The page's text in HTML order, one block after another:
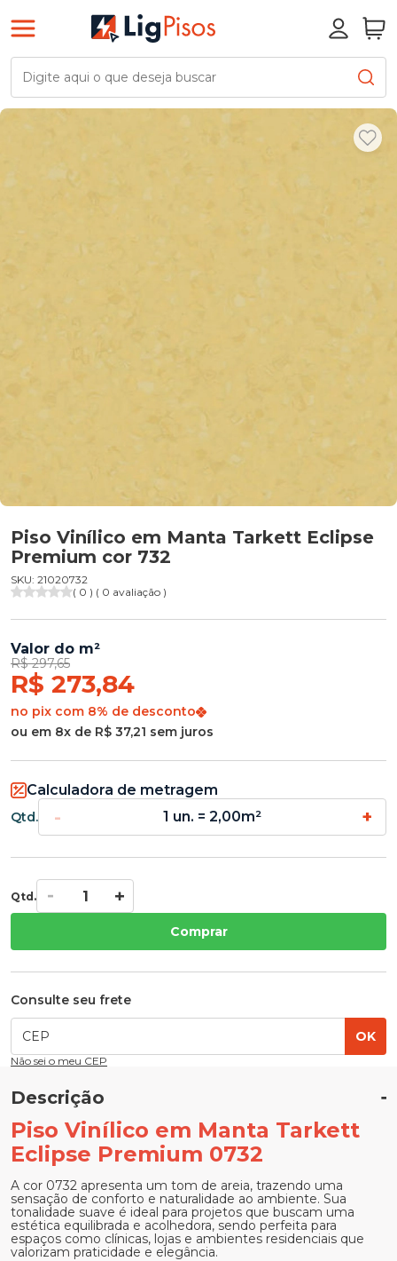
Piso Vinílico em Manta Tarkett Eclipse
Premium cor 732
SKU: 21020732
( 0 ) ( 0 avaliação )
Valor do m²
R$ 297,65
R$ 273,84
no pix com 8% de desconto
ou em 8x de R$ 37,21 sem juros
Calculadora de metragem
Qtd. - 1 un. = 2,00m² +
Qtd.
Comprar
Consulte seu frete
OK
Não sei o meu CEP
Descrição
Piso Vinílico em Manta Tarkett
Eclipse Premium 0732
A cor 0732 apresenta um tom de areia, trazendo uma
sensação de conforto e naturalidade ao ambiente. Sua
tonalidade suave é ideal para projetos que buscam uma
estética equilibrada e acolhedora, sendo perfeita para
espaços como clínicas, lojas e ambientes residenciais que
valorizam praticidade e elegância.